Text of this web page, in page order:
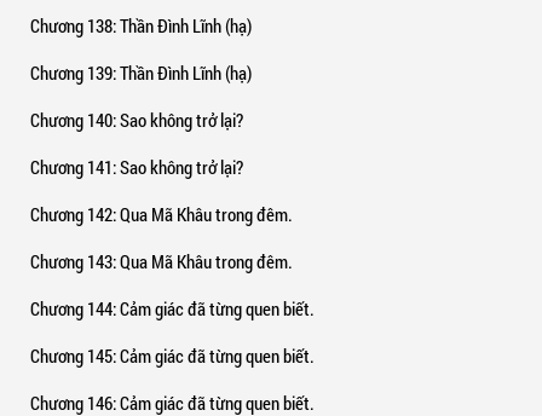
Chương 138: Thần Đình Lĩnh (hạ)
Chương 139: Thần Đình Lĩnh (hạ)
Chương 140: Sao không trở lại?
Chương 141: Sao không trở lại?
Chương 142: Qua Mã Khâu trong đêm.
Chương 143: Qua Mã Khâu trong đêm.
Chương 144: Cảm giác đã từng quen biết.
Chương 145: Cảm giác đã từng quen biết.
Chương 146: Cảm giác đã từng quen biết.